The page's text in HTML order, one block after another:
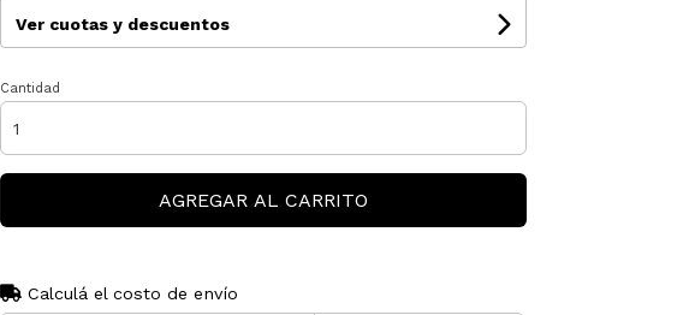
Ver cuotas y descuentos
Cantidad
AGREGAR AL CARRITO
Calculá el costo de envío